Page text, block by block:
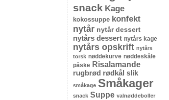
snack Kage
kokossuppe konfekt
nytår nytår dessert
nytårs dessert nytårs kage
nytårs opskrift nytårs
torsk nøddekurve nøddeskåle
påske Risalamande
rugbrød rødkål slik
småkage Småkager
snack Suppe valnøddeboller